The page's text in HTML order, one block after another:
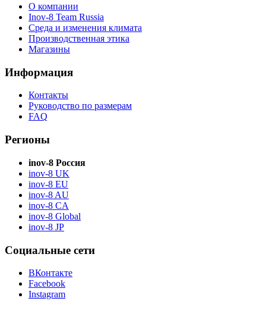
О компании
Inov-8 Team Russia
Среда и изменения климата
Производственная этика
Магазины
Информация
Контакты
Руководство по размерам
FAQ
Регионы
inov-8 Россия
inov-8 UK
inov-8 EU
inov-8 AU
inov-8 CA
inov-8 Global
inov-8 JP
Социальные сети
ВКонтакте
Facebook
Instagram